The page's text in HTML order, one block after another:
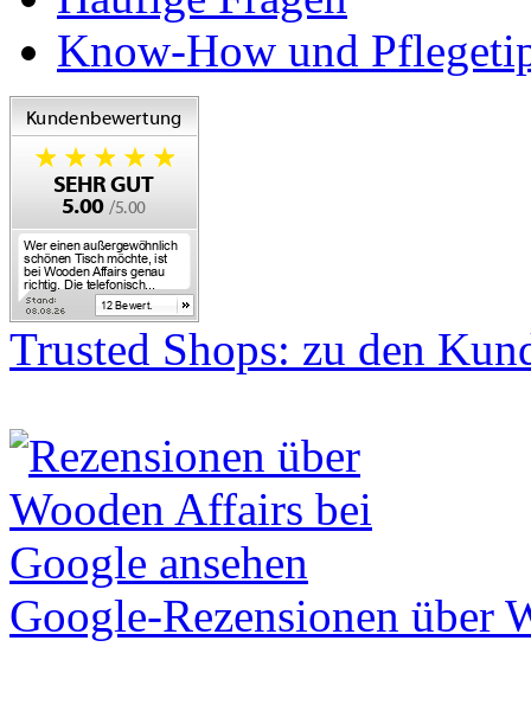
Know-How und
Trusted Shops: zu den
Google-Rezensionen über